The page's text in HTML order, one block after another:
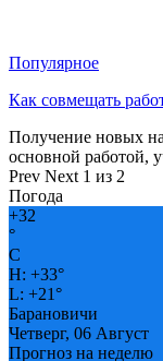
Популярное
Как совмещать
Получение новых
основной работой,
Prev Next 1 из 2
Погода
+32
°
C
H: +33°
L: +21°
Барановичи
Четверг, 06 Август
Прогноз на неделю